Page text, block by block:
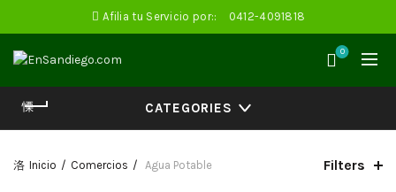
Afilia tu Servicio por:: 0412-4091818
0
CATEGORIES
Inicio Comercios Agua Potable Filters